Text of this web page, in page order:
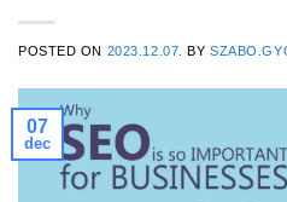
POSTED ON 2023.12.07. BY
07
dec